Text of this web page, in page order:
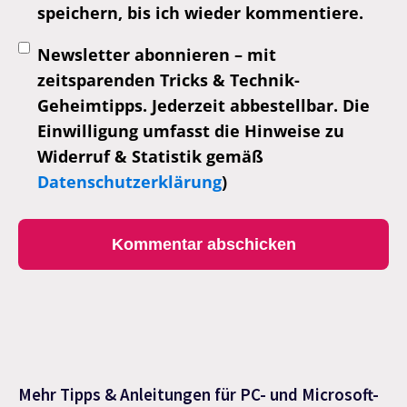
speichern, bis ich wieder kommentiere.
Newsletter abonnieren – mit
zeitsparenden Tricks & Technik-
Geheimtipps. Jederzeit abbestellbar. Die
Einwilligung umfasst die Hinweise zu
Widerruf & Statistik gemäß
Datenschutzerklärung)
Mehr Tipps & Anleitungen für PC- und Microsoft-